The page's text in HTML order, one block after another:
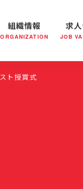
成り立ち 軍隊形
社会鍋物語
組織情報
ORGANIZATION
全国の小隊(教会)等に
求
JOB
ト授賞式